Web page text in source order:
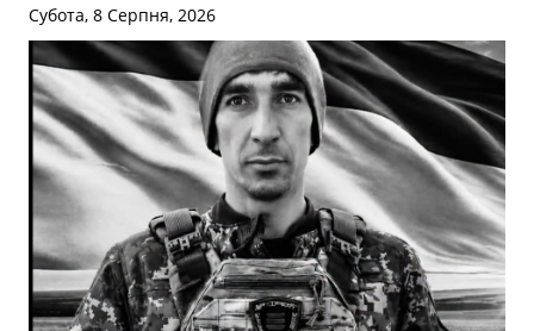
Субота, 8 Серпня, 2026